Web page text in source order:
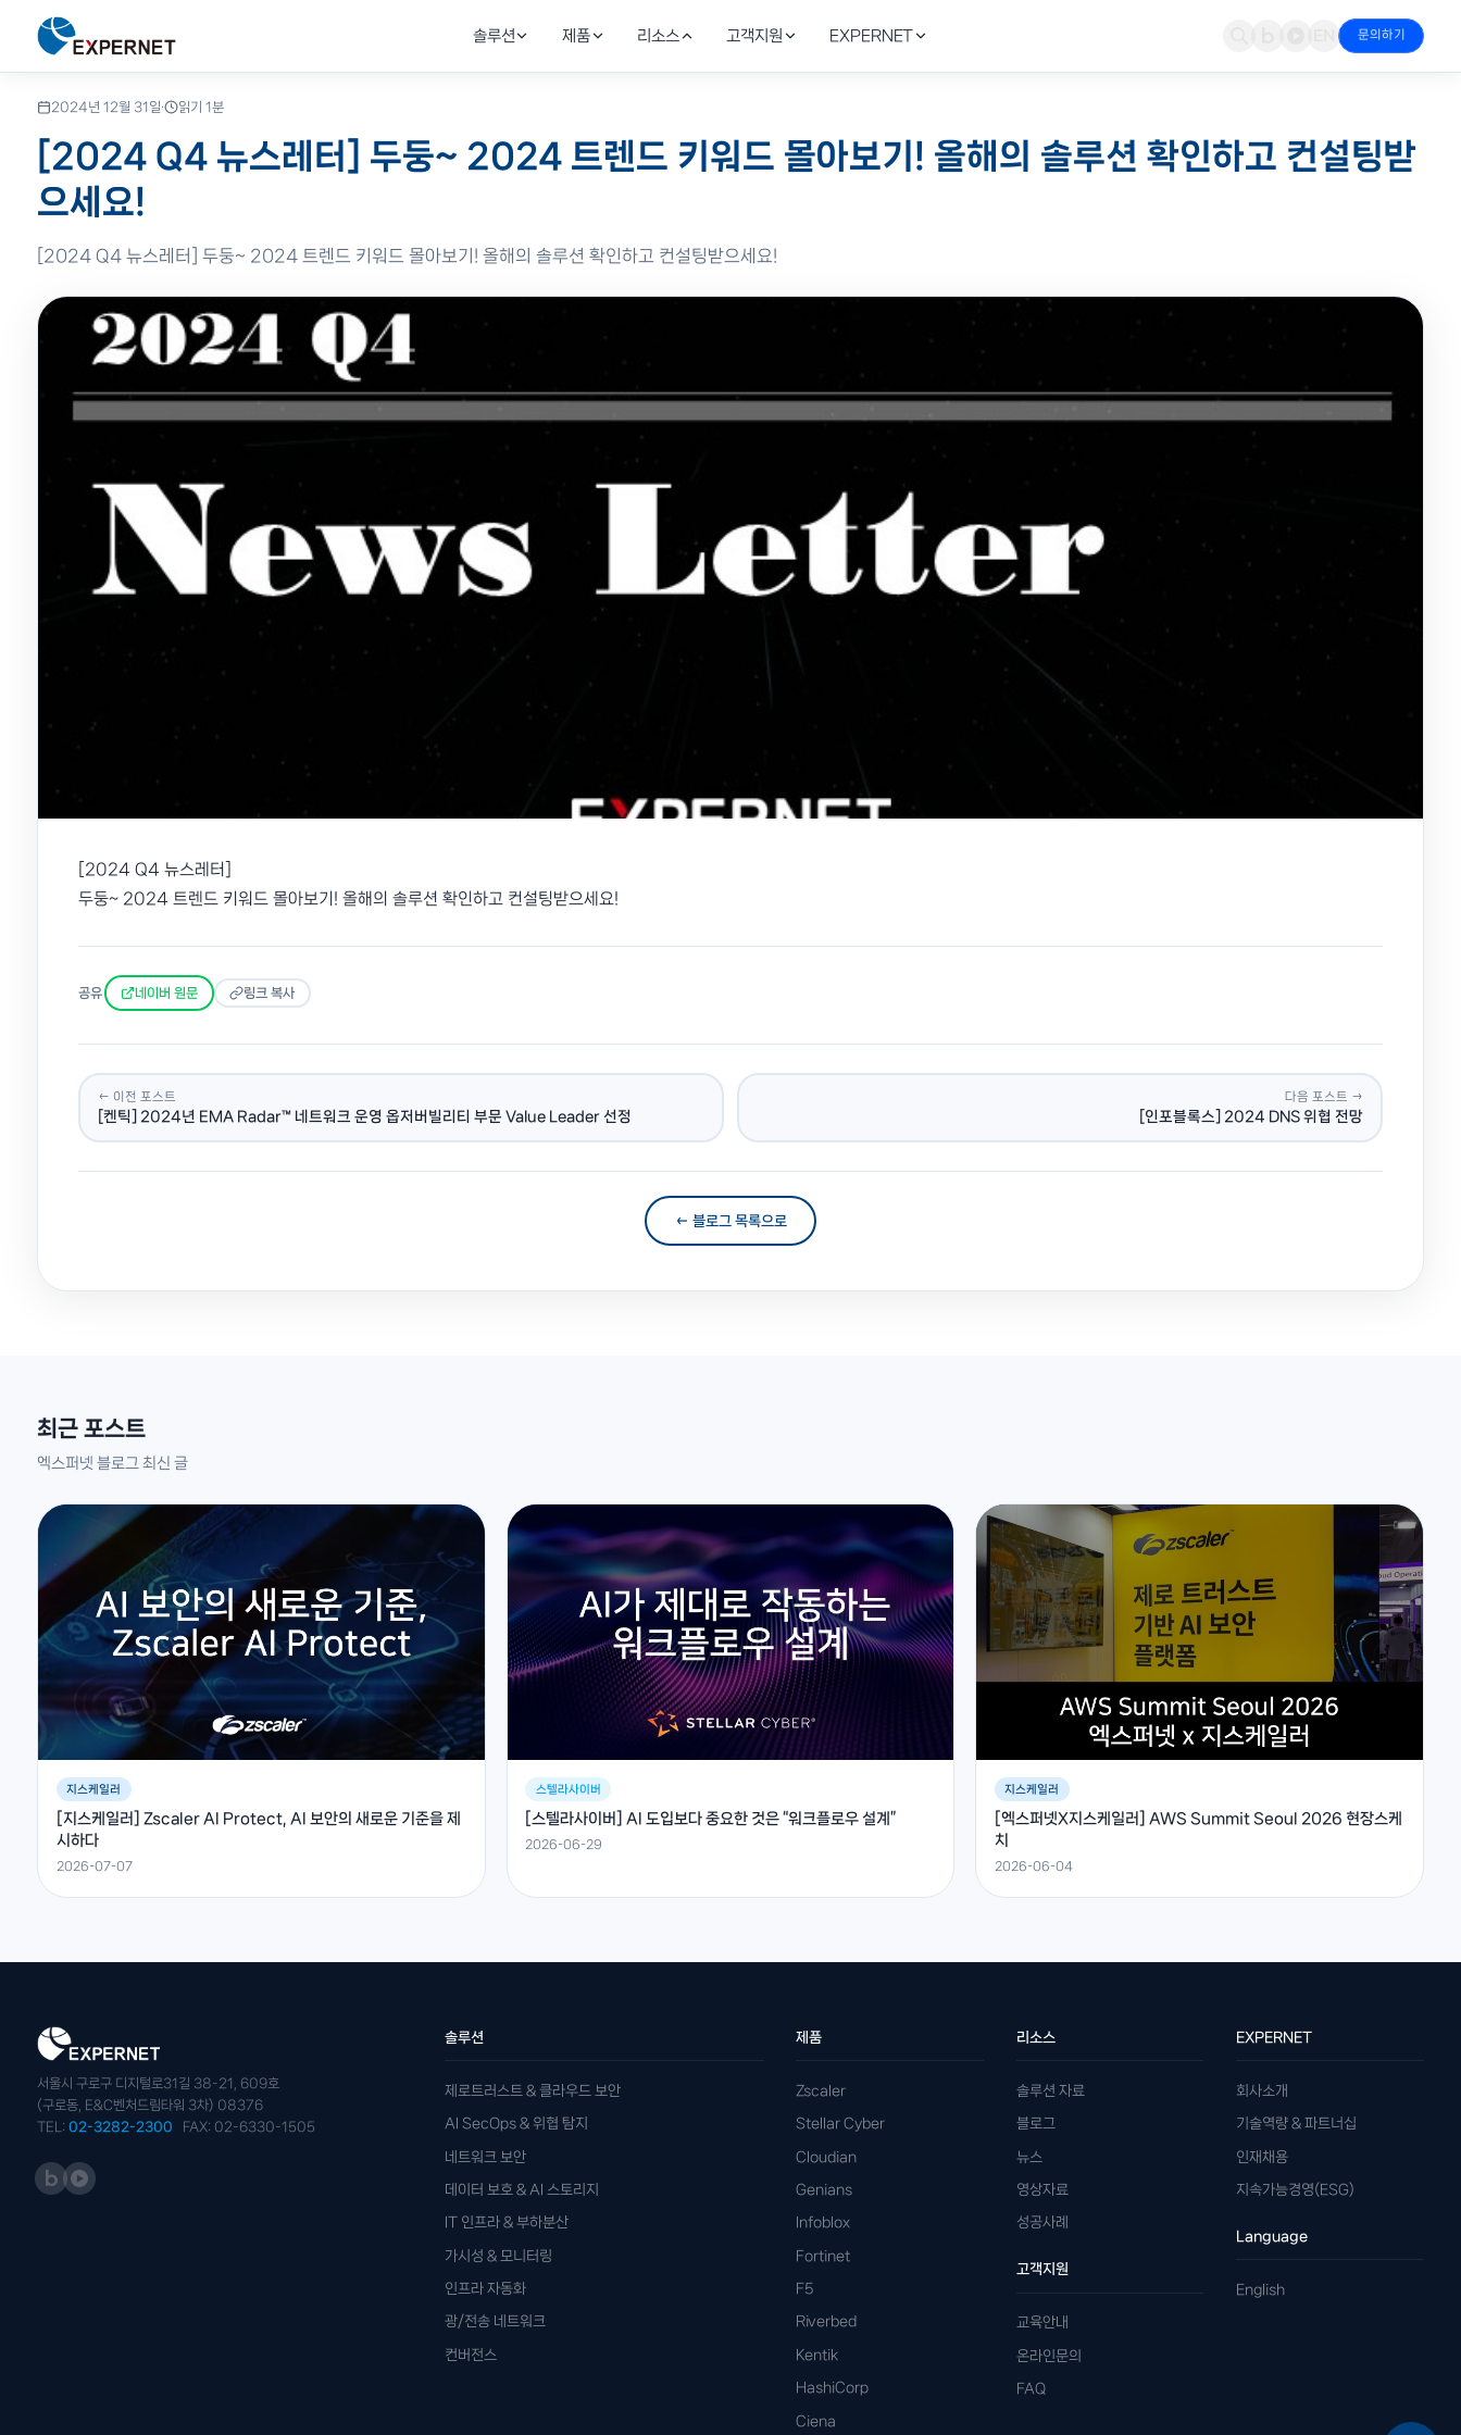
솔루션
솔루션
비즈니스 문제를
기술로 해결합니다
보안·인프라·네트워크
Zscaler SSE·ZTNA로 AI·SaaS 접근 통제 Stellar Cyber XDR · Fortinet SOAR 자동 탐지·대응 Fortinet NGFW·SD-WAN으로 경계 통합 방어
Cloudian S3 스토리지로 AI 데이터 보호 F5·Infoblox·Riverbed로 안정성 강화
보안/인프라 자동화
HashiCorp Terraform·Vault로 IaC 구현, FortiSOAR로
보안 이벤트 자동 대응
제품
제품
글로벌 파트너
공식 인증 제품
검증된 글로벌 브랜드
Zero Trust SSE·ZTNA·CASB AI XDR·SecOps 자동화 S3 오브젝트 스토리지·AI 데이터
NAC·기기 신뢰 검증 DDI·DNS 보안
F5
ADC·WAF·애플리케이션 보호
리소스
리소스
기술 자료 &
인사이트
솔루션 자료·블로그·성공사례로
데이터시트·기술백서·제안서 보안·인프라 실무 인사이트 엑스퍼넷 & 파트너 최신 소식
제품 데모 · 세미나 영상 금융·제조·공공 구축 레퍼런스
고객지원
고객지원
기술 교육 &
전문가 문의
전문 엔지니어에게 직접
파트너 제품 전문 교육 과정 기술·견적·도입 상담 접수
자주 묻는 질문 모음
EXPERNET
EXPERNET
20년 IT 솔루션
전문 기업
네트워크·보안·클라우드
엑스퍼넷 연혁·비전·미션 글로벌 파트너 인증 현황
엔지니어·영업 채용 공고
문의하기
홈› 리소스› 블로그 ›포스트
2024년 12월 31일· 읽기 1분
[2024 Q4 뉴스레터] 두둥~ 2024 트렌드 키워드 몰아보기! 올해의 솔루션 확인하고 컨설팅받
으세요!
[2024 Q4 뉴스레터] 두둥~ 2024 트렌드 키워드 몰아보기! 올해의 솔루션 확인하고 컨설팅받으세요!
[2024 Q4 뉴스레터]
두둥~ 2024 트렌드 키워드 몰아보기! 올해의 솔루션 확인하고 컨설팅받으세요!
공유 네이버 원문 링크 복사
← 이전 포스트
[켄틱] 2024년 EMA Radar™ 네트워크 운영 옵저버빌리티 부문 Value Leader 선정
다음 포스트 →
[인포블록스] 2024 DNS 위협 전망
← 블로그 목록으로
최근 포스트
엑스퍼넷 블로그 최신 글
지스케일러
[지스케일러] Zscaler AI Protect, AI 보안의 새로운 기준을 제
시하다
2026-07-07
스텔라사이버
[스텔라사이버] AI 도입보다 중요한 것은 “워크플로우 설계”
2026-06-29
지스케일러
[엑스퍼넷X지스케일러] AWS Summit Seoul 2026 현장스케
치
2026-06-04
서울시 구로구 디지털로31길 38-21, 609호
(구로동, E&C벤처드림타워 3차) 08376
TEL:02-3282-2300 FAX: 02-6330-1505
솔루션
제로트러스트 & 클라우드 보안
AI SecOps & 위협 탐지
네트워크 보안
데이터 보호 & AI 스토리지
IT 인프라 & 부하분산
가시성 & 모니터링
인프라 자동화
광/전송 네트워크
컨버전스
제품
Zscaler
Stellar Cyber
Cloudian
Genians
Infoblox
Fortinet
F5
Riverbed
Kentik
HashiCorp
Ciena
리소스
솔루션 자료
블로그
뉴스
영상자료
성공사례
고객지원
교육안내
온라인문의
FAQ
EXPERNET
회사소개
기술역량 & 파트너십
인재채용
지속가능경영(ESG)
Language
English